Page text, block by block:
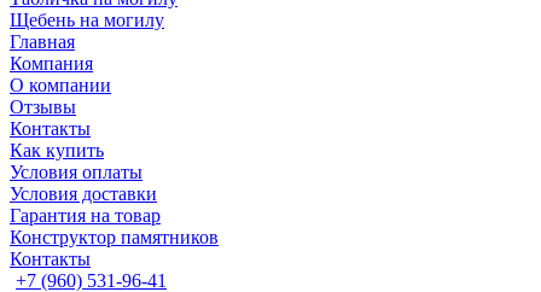
Щебень на могилу
Главная
Компания
О компании
Отзывы
Контакты
Как купить
Условия оплаты
Условия доставки
Гарантия на товар
Конструктор памятников
Контакты
+7 (960) 531-96-41